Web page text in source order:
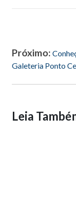
Próximo:
Galeteria Ponto
Leia